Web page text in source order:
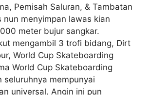
Pemisah Saluran, & Tambatan
nun menyimpan lawas kian
meter bujur sangkar.
mengambil 3 trofi bidang, Dirt
World Cup Skateboarding
World Cup Skateboarding
seluruhnya mempunyai
universal. Angin ini pun